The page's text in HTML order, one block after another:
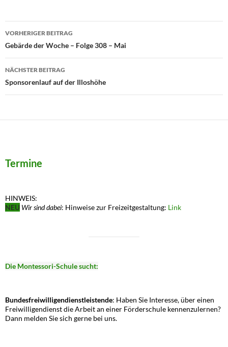
Beitragsnavigation
VORHERIGER BEITRAG
Gebärde der Woche – Folge 308 – Mai
NÄCHSTER BEITRAG
Sponsorenlauf auf der Illoshöhe
Termine
HINWEIS:
NEU Wir sind dabei: Hinweise zur Freizeitgestaltung: Link
Die Montessori-Schule sucht:
Bundesfreiwilligendienstleistende: Haben Sie Interesse, über einen
Freiwilligendienst die Arbeit an einer Förderschule kennenzulernen?
Dann melden Sie sich gerne bei uns.